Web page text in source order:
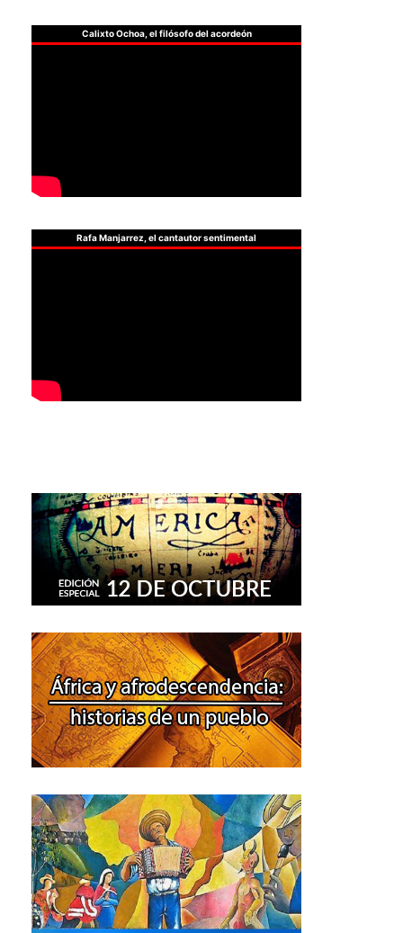
Calixto Ochoa, el filósofo del acordeón
Rafa Manjarrez, el cantautor sentimental